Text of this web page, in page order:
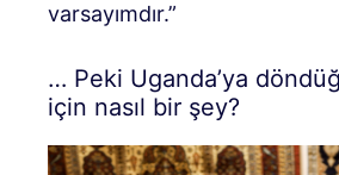
varsayımdır.”
… Peki Uganda’ya
için nasıl bir şey?